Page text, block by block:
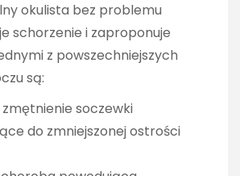
okulista bez problemu
schorzenie i zaproponuje
z powszechniejszych
są:
soczewki
do zmniejszonej ostrości